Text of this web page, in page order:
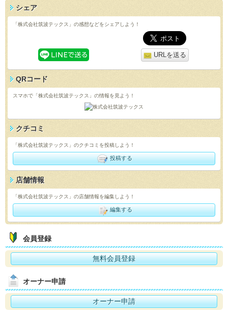
シェア
「株式会社筑波テックス」の感想などをシェアしよう！
URLを送る
QRコード
スマホで「株式会社筑波テックス」の情報を見よう！
クチコミ
「株式会社筑波テックス」のクチコミを投稿しよう！
投稿する
店舗情報
「株式会社筑波テックス」の店舗情報を編集しよう！
編集する
会員登録
無料会員登録
オーナー申請
オーナー申請